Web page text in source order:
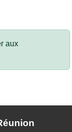
aux